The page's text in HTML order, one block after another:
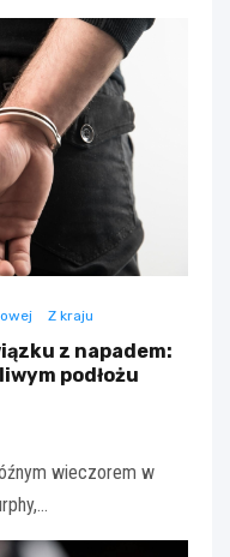
Z kraju
z napadem:
podłożu
wieczorem w